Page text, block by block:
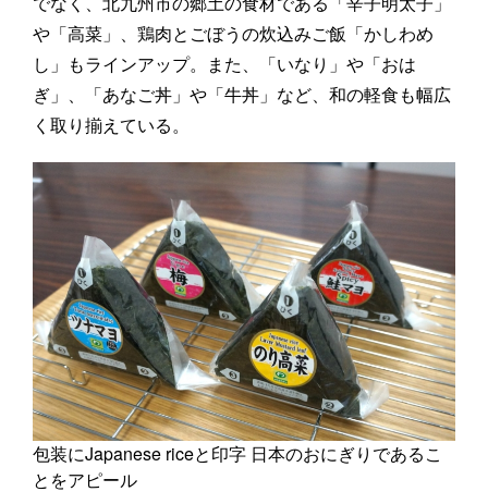
や「高菜」、鶏肉とごぼうの炊込みご飯「かしわめ
し」もラインアップ。また、「いなり」や「おは
ぎ」、「あなご丼」や「牛丼」など、和の軽食も幅広
く取り揃えている。
包装にJapanese riceと印字 日本のおにぎりであるこ
とをアピール